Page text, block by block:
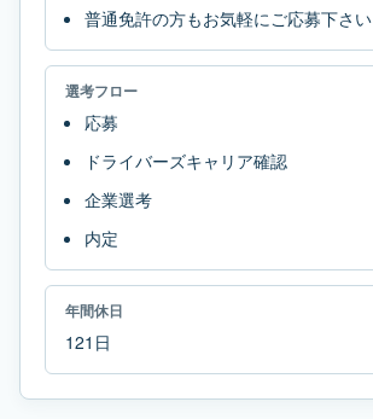
普通免許の方もお気軽にご応募下さい
選考フロー
応募
ドライバーズキャリア確認
企業選考
内定
年間休日
121日